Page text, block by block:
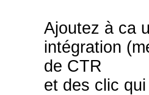
Ajoutez à ca
intégration
de CTR
et des clic